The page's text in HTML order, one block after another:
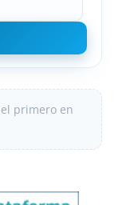
primero en